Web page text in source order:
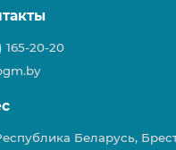
165-20-20
Беларусь,